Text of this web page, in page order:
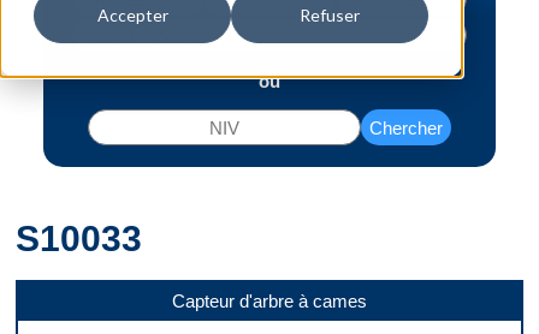
Accepter Refuser
ou
Chercher
S10033
Capteur d'arbre à cames